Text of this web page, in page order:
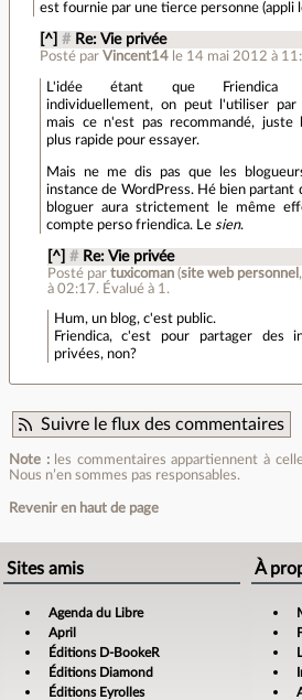
est fournie par une tierce personne (appli
[^] # Re: Vie privée
Posté par Vincent14 le 14 mai 2012 à
L'idée étant que Friendica
individuellement, on peut l'utiliser par
mais ce n'est pas recommandé, juste
plus rapide pour essayer.
Mais ne me dis pas que les
instance de WordPress. Hé bien
bloguer aura strictement le même
compte perso friendica. Le sien.
[^] # Re: Vie privée
Posté par tuxicoman(site web personnel ,
à 02:17. Évalué à 1 .
Hum, un blog, c'est public.
Friendica, c'est pour partager des
privées, non?
Suivre le flux des commentaires
Note :les commentaires appartiennent à
Nous n’en sommes pas responsables.
Revenir en haut de page
Sites amis
Agenda du Libre
April
Éditions D-BookeR
Éditions Diamond
Éditions Eyrolles
À